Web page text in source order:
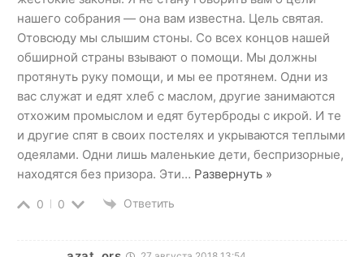
нашего собрания — она вам известна. Цель святая.
Отовсюду мы слышим стоны. Со всех концов нашей
обширной страны взывают о помощи. Мы должны
протянуть руку помощи, и мы ее протянем. Одни из
вас служат и едят хлеб с маслом, другие занимаются
отхожим промыслом и едят бутерброды с икрой. И те
и другие спят в своих постелях и укрываются теплыми
одеялами. Одни лишь маленькие дети, беспризорные,
находятся без призора. Эти… Развернуть »
0 0 Ответить